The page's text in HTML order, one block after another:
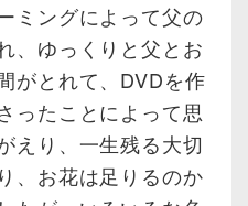
ミングによって父の
、ゆっくりと父とお
がとれて、DVDを作
ったことによって思
えり、一生残る大切
、お花は足りるのか